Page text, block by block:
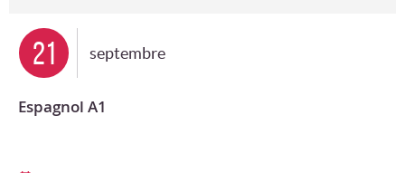
21 septembre
Espagnol A1